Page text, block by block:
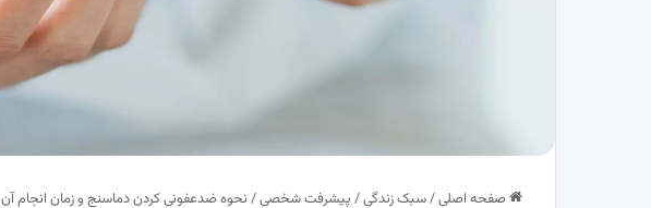
صفحه اصلی/سبک زندگی/ پیشرفت شخصی/ نحوه ضدعفونی کردن دماسنج و زمان انجام آن